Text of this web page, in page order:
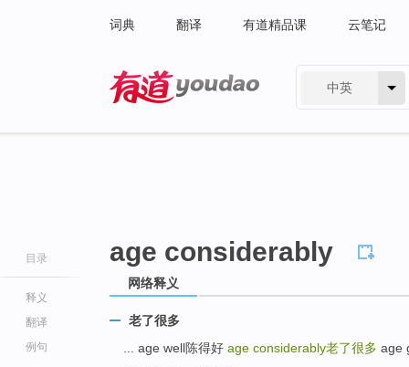
词典 翻译 有道精品课 云笔记
中英
目录
释义
翻译
例句
age considerably
网络释义
老了很多
... age well陈得好 age considerably老了很多 age